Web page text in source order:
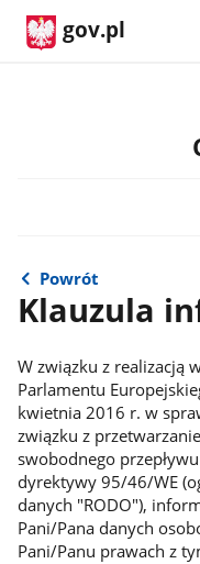
gov.pl
Powrót
Klauzula
W związku z realizacją
Parlamentu
kwietnia 2016 r. w
związku z
swobodnego
dyrektywy 95/46/WE
danych "RODO"),
Pani/Pana danych
Pani/Panu prawach z